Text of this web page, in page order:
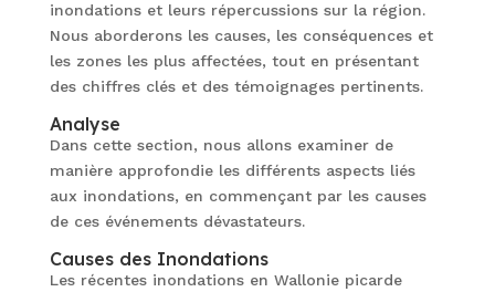
inondations et leurs répercussions sur la région.
Nous aborderons les causes, les conséquences et
les zones les plus affectées, tout en présentant
des chiffres clés et des témoignages pertinents.
Analyse
Dans cette section, nous allons examiner de
manière approfondie les différents aspects liés
aux inondations, en commençant par les causes
de ces événements dévastateurs.
Causes des Inondations
Les récentes inondations en Wallonie picarde